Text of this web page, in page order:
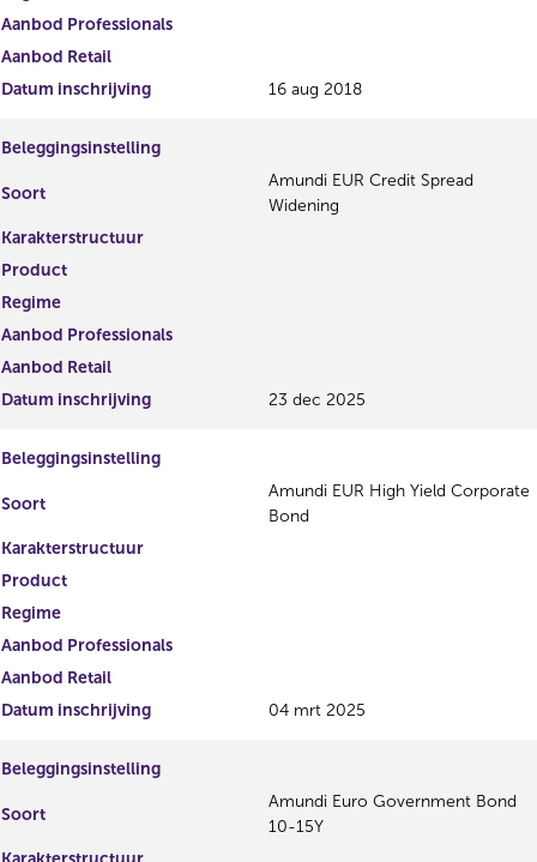
Aanbod Professionals
Aanbod Retail
Datum inschrijving
16 aug 2018
Beleggingsinstelling
Soort
Amundi EUR Credit Spread
Widening
Karakterstructuur
Product
Regime
Aanbod Professionals
Aanbod Retail
Datum inschrijving
23 dec 2025
Beleggingsinstelling
Soort
Amundi EUR High Yield Corporate
Bond
Karakterstructuur
Product
Regime
Aanbod Professionals
Aanbod Retail
Datum inschrijving
04 mrt 2025
Beleggingsinstelling
Soort
Amundi Euro Government Bond
10-15Y